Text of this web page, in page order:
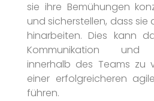
sie ihre Bemühungen
und sicherstellen, dass sie
hinarbeiten. Dies kann
Kommunikation und
innerhalb des Teams zu
einer erfolgreicheren
führen.